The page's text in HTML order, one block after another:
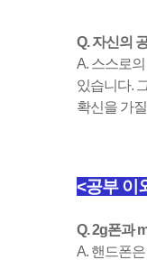
Q. 자신의
A. 스스로
있습니다.
확신을 가
<공부 이
Q. 2g폰과
A. 핸드폰